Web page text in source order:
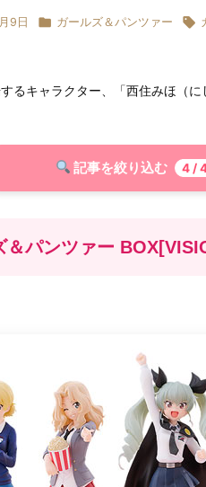
9日  ガールズ＆パンツァー 
るキャラクター、「西住みほ（
記事を絞り込む 4 /
パンツァー